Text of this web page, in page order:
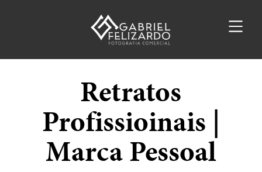
Retratos
Profissioinais |
Marca Pessoal